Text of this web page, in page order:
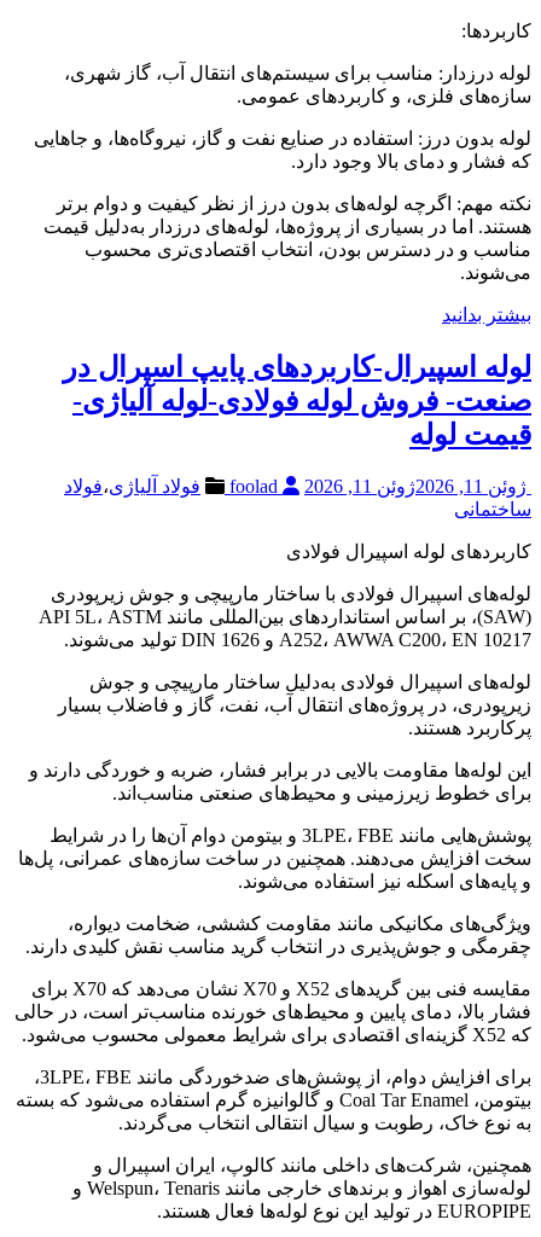
کاربردها:
لوله درزدار: مناسب برای سیستم‌های انتقال آب، گاز شهری،
سازه‌های فلزی، و کاربردهای عمومی.
لوله بدون درز: استفاده در صنایع نفت و گاز، نیروگاه‌ها، و جاهایی
که فشار و دمای بالا وجود دارد.
نکته مهم: اگرچه لوله‌های بدون درز از نظر کیفیت و دوام برتر
هستند. اما در بسیاری از پروژه‌ها، لوله‌های درزدار به‌دلیل قیمت
مناسب و در دسترس بودن، انتخاب اقتصادی‌تری محسوب
می‌شوند.
بیشتر بدانید
لوله اسپیرال-کاربردهای پایپ اسپرال در
صنعت- فروش لوله فولادی-لوله آلیاژی-
قیمت لوله
ژوئن 11, 2026 ژوئن 11, 2026 فولاد آلیاژی،فولاد
ساختمانی
کاربردهای لوله اسپیرال فولادی
لوله‌های اسپیرال فولادی با ساختار مارپیچی و جوش زیرپودری
(SAW)، بر اساس استانداردهای بین‌المللی مانند API 5L، ASTM
A252، AWWA C200، EN 10217 و DIN 1626 تولید می‌شوند.
لوله‌های اسپیرال فولادی به‌دلیل ساختار مارپیچی و جوش
زیرپودری، در پروژه‌های انتقال آب، نفت، گاز و فاضلاب بسیار
پرکاربرد هستند.
این لوله‌ها مقاومت بالایی در برابر فشار، ضربه و خوردگی دارند و
برای خطوط زیرزمینی و محیط‌های صنعتی مناسب‌اند.
پوشش‌هایی مانند 3LPE، FBE و بیتومن دوام آن‌ها را در شرایط
سخت افزایش می‌دهند. همچنین در ساخت سازه‌های عمرانی، پل‌ها
و پایه‌های اسکله نیز استفاده می‌شوند.
ویژگی‌های مکانیکی مانند مقاومت کششی، ضخامت دیواره،
چقرمگی و جوش‌پذیری در انتخاب گرید مناسب نقش کلیدی دارند.
مقایسه فنی بین گریدهای X52 و X70 نشان می‌دهد که X70 برای
فشار بالا، دمای پایین و محیط‌های خورنده مناسب‌تر است، در حالی
که X52 گزینه‌ای اقتصادی برای شرایط معمولی محسوب می‌شود.
برای افزایش دوام، از پوشش‌های ضدخوردگی مانند 3LPE، FBE،
بیتومن، Coal Tar Enamel و گالوانیزه گرم استفاده می‌شود که بسته
به نوع خاک، رطوبت و سیال انتقالی انتخاب می‌گردند.
همچنین، شرکت‌های داخلی مانند کالوپ، ایران اسپیرال و
لوله‌سازی اهواز و برندهای خارجی مانند Welspun، Tenaris و
EUROPIPE در تولید این نوع لوله‌ها فعال هستند.